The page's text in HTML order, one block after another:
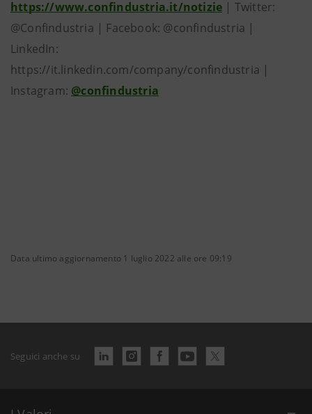
https://www.confindustria.it/notizie | Twitter:
@Confindustria | Facebook: @confindustria |
LinkedIn:
https://it.linkedin.com/company/confindustria |
Instagram: @confindustria
Data ultimo aggiornamento 1 luglio 2022 alle ore 09:19
Seguici anche su